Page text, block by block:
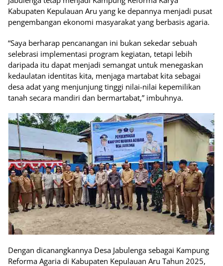
Kabupaten Kepulauan Aru yang ke depannya menjadi pusat
pengembangan ekonomi masyarakat yang berbasis agaria.
“Saya berharap pencanangan ini bukan sekedar sebuah
selebrasi implementasi program kegiatan, tetapi lebih
daripada itu dapat menjadi semangat untuk menegaskan
kedaulatan identitas kita, menjaga martabat kita sebagai
desa adat yang menjunjung tinggi nilai-nilai kepemilikan
tanah secara mandiri dan bermartabat,” imbuhnya.
Dengan dicanangkannya Desa Jabulenga sebagai Kampung
Reforma Agaria di Kabupaten Kepulauan Aru Tahun 2025,